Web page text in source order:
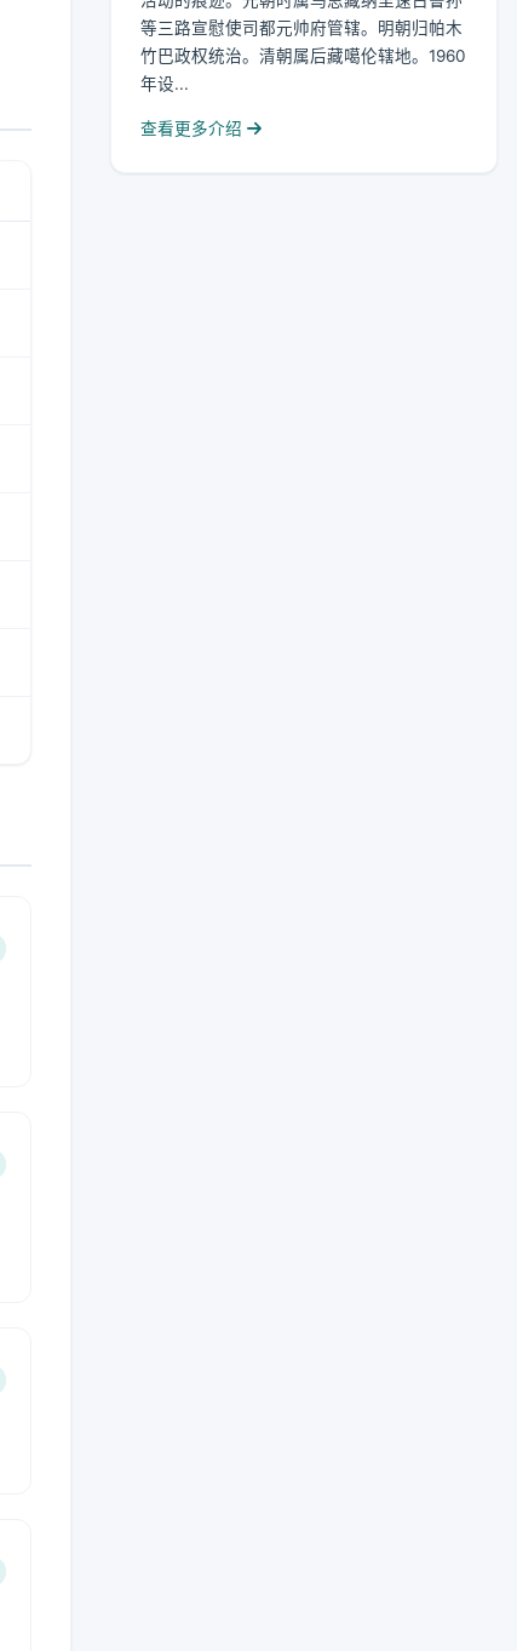
等三路宣慰使司都元帅府管辖。明朝归帕木
竹巴政权统治。清朝属后藏噶伦辖地。1960
年设...
查看更多介绍